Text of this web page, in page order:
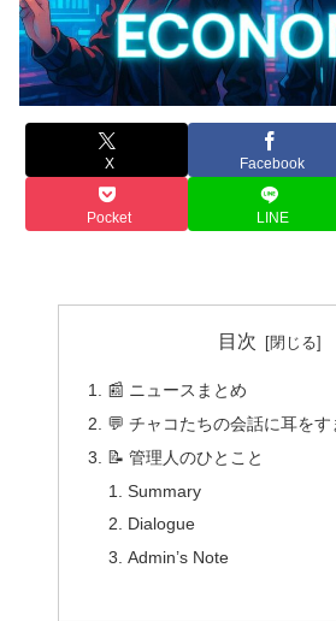
X Facebook
Pocket LINE
目次
📰 ニュースまとめ
💬 チャコたちの会話に耳をす
📝 管理人のひとこと
Summary
Dialogue
Admin’s Note